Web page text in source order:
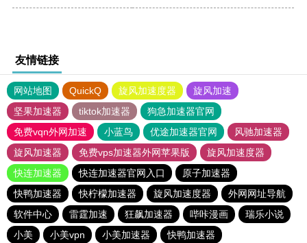
友情链接
网站地图 QuickQ 旋风加速度器
旋风加速
坚果加速器
tiktok加速器
狗急加速器官网
免费vqn外网加速
小蓝鸟 优途加速器官网
风驰加速器
旋风加速器
免费vps加速器外网苹果版
旋风加速度器
快连加速器
快连加速器官网入口
原子加速器
快鸭加速器
快柠檬加速器 旋风加速度器
外网网址导航
软件中心
雷霆加速 狂飙加速器 哔咔漫画
瑞乐小说
小美
小美vpn 小美加速器
快鸭加速器